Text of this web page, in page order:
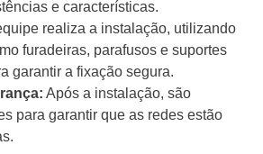
e características.
realiza a instalação, utilizando
furadeiras, parafusos e suportes
garantir a fixação segura.
Após a instalação, são
para garantir que as redes estão